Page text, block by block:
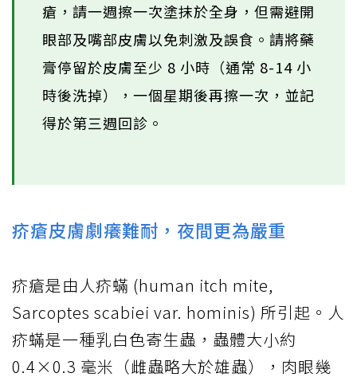
瘡，請一週擦一次塗抹於全身，但需避開
眼部及嘴部皮膚以免刺激及誤食。請將藥
膏停留於皮膚至少 8 小時（通常 8-14 小
時後洗掉），一個星期後再擦一次，並記
得於第三週回診。
疥瘡皮膚劇癢難耐，夜間更為嚴重
疥瘡是由人疥蟎 (human itch mite,
Sarcoptes scabiei var. hominis) 所引起。人
疥蟎是一種乳白色寄生蟲，蟲體大小約
0.4×0.3 毫米（雌蟲略大於雄蟲），肉眼幾